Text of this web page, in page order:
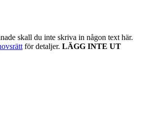
skall du inte skriva in någon text här.
för detaljer. LÄGG INTE UT